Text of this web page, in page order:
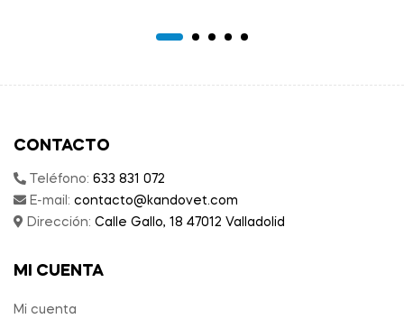
CONTACTO
Teléfono: 633 831 072
E-mail: contacto@kandovet.com
Dirección: Calle Gallo, 18 47012 Valladolid
MI CUENTA
Mi cuenta